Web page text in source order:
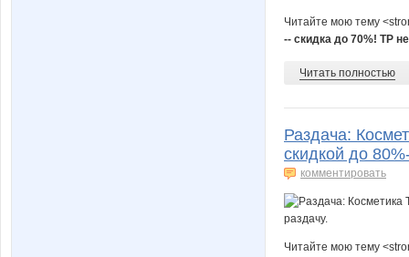
Читайте мою тему
-- скидка до 70%! ТР
Читать полностью
Раздача:
скидкой до
комментировать
Читайте мою тему